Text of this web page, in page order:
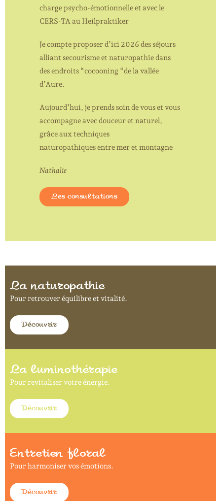
charge psycho-émotionnelle et avec le
CERS-TA au Heilpraktiker
Je compte proposer d’ici 2026 des séjours
alliant secourisme et naturopathie dans
des endroits “cocooning “de la vallée
d’Aure.
Aujourd’hui, je prends soin de vous et vous
accompagne avec douceur et naturel,
grâce aux techniques
naturopathiques entre mer et montagne
Nathalie
Les consultations
La naturopathie
Pour retrouver équilibre et vitalité.
Découvrir
La luminothérapie
Pour revitaliser votre énergie.
Découvrir
Entretien floral
Pour harmoniser vos émotions.
Découvrir